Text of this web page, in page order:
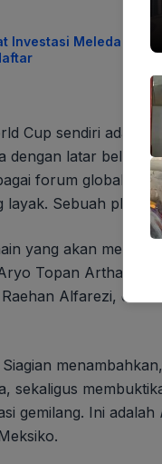
Investasi Meledak
Cup sendiri
dengan latar
forum global
layak. Sebuah
yang akan
Topan Artha
Alfarezi, dan
sekaligus
gemilang. Ini adalah